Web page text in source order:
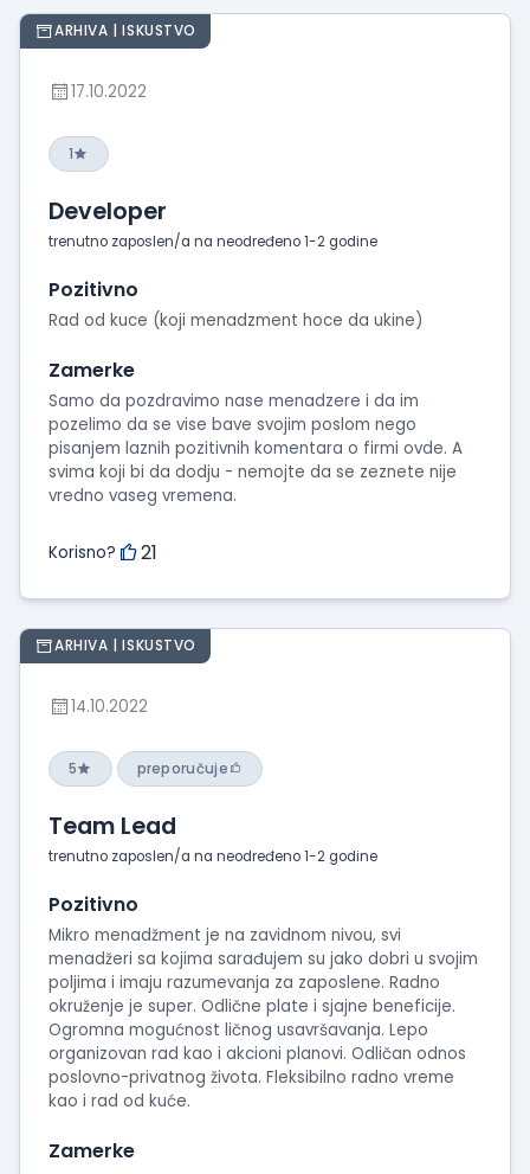
ARHIVA | ISKUSTVO
17.10.2022
1
Developer
trenutno zaposlen/a na neodređeno 1-2 godine
Pozitivno
Rad od kuce (koji menadzment hoce da ukine)
Zamerke
Samo da pozdravimo nase menadzere i da im
pozelimo da se vise bave svojim poslom nego
pisanjem laznih pozitivnih komentara o firmi ovde. A
svima koji bi da dodju - nemojte da se zeznete nije
vredno vaseg vremena.
Korisno? 21
ARHIVA | ISKUSTVO
14.10.2022
5 preporučuje
Team Lead
trenutno zaposlen/a na neodređeno 1-2 godine
Pozitivno
Mikro menadžment je na zavidnom nivou, svi
menadžeri sa kojima sarađujem su jako dobri u svojim
poljima i imaju razumevanja za zaposlene. Radno
okruženje je super. Odlične plate i sjajne beneficije.
Ogromna mogućnost ličnog usavršavanja. Lepo
organizovan rad kao i akcioni planovi. Odličan odnos
poslovno-privatnog života. Fleksibilno radno vreme
kao i rad od kuće.
Zamerke